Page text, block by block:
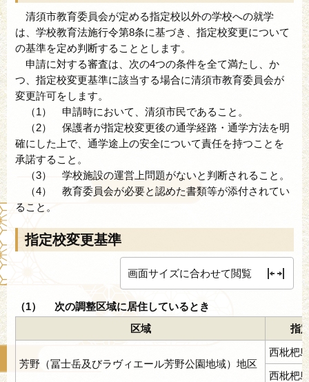
清須市教育委員会が定める指定校以外の学校への就学
は、学校教育法施行令第8条に基づき、指定校変更について
の基準を定め判断することとします。
申請に対する審査は、次の4つの条件を全て満たし、か
つ、指定校変更基準に該当する場合に清須市教育委員会が
変更許可をします。
（1） 申請時において、清須市民であること。
（2） 保護者が指定校変更後の通学経路・通学方法を明
確にした上で、通学途上の安全について責任を持つことを
承諾すること。
（3） 学校施設の運営上問題がないと判断されること。
（4） 教育委員会が必要と認めた書類等が添付されてい
ること。
指定校変更基準
画面サイズに合わせて閲覧
（1） 次の調整区域に居住しているとき
区域
指
芳野（冨士岳及びラヴィエール芳野公園地域）地区
西枇杷
西枇杷